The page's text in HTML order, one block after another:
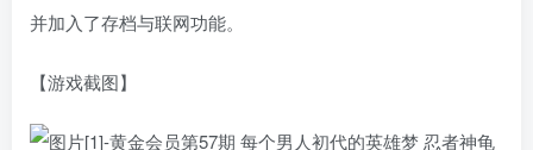
并加入了存档与联网功能。
【游戏截图】